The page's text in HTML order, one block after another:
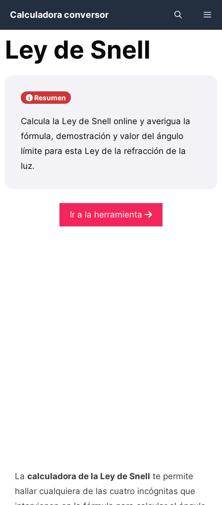
contenido
Calculadora conversor
Ley de Snell
Resumen
Calcula la Ley de Snell online y averigua la
fórmula, demostración y valor del ángulo
límite para esta Ley de la refracción de la
luz.
Ir a la herramienta
La calculadora de la Ley de Snell te permite
hallar cualquiera de las cuatro incógnitas que